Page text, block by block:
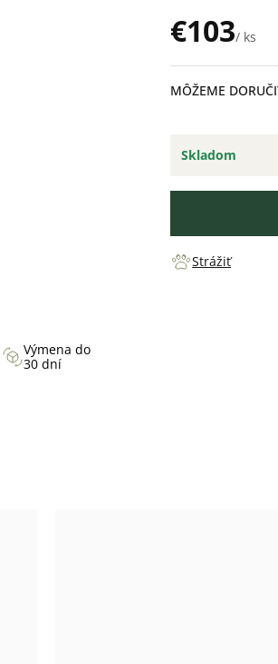
€103/ ks
Jednotková
cena:
Skladom
MÔŽEME
Strážiť
Výmena do
30 dní